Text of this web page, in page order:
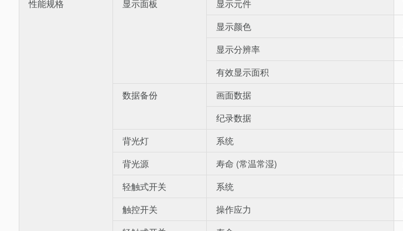
性能规格
显示面板 显示元件
显示颜色
显示分辨率
有效显示面积
数据备份
画面数据
纪录数据
背光灯
系统
背光源
寿命 (常温常湿)
轻触式开关
系统
触控开关
操作应力